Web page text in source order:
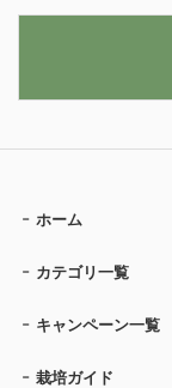
ホーム
カテゴリ一覧
キャンペーン一覧
栽培ガイド